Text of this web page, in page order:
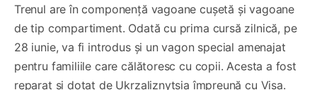
Trenul are în componență vagoane cușetă și vagoane
de tip compartiment. Odată cu prima cursă zilnică, pe
28 iunie, va fi introdus și un vagon special amenajat
pentru familiile care călătoresc cu copii. Acesta a fost
reparat și dotat de Ukrzaliznytsia împreună cu Visa.